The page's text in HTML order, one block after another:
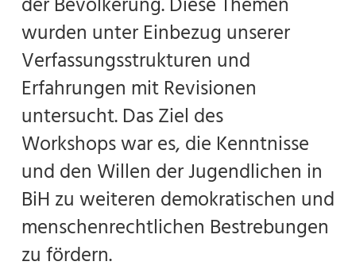
wurden unter Einbezug unserer
Verfassungsstrukturen und
Erfahrungen mit Revisionen
untersucht. Das Ziel des
Workshops war es, die Kenntnisse
und den Willen der Jugendlichen in
BiH zu weiteren demokratischen und
menschenrechtlichen Bestrebungen
zu fördern.